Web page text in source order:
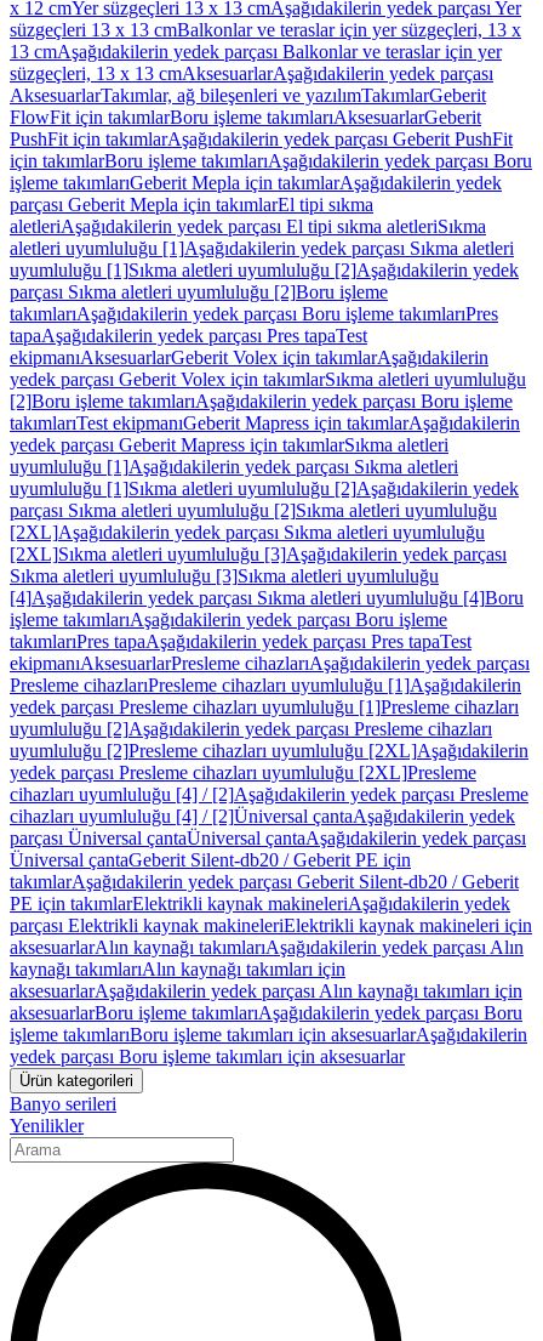
x 12 cmYer süzgeçleri 13 x 13 cmAşağıdakilerin yedek parçası Yer
süzgeçleri 13 x 13 cmBalkonlar ve teraslar için yer süzgeçleri, 13 x
13 cmAşağıdakilerin yedek parçası Balkonlar ve teraslar için yer
süzgeçleri, 13 x 13 cmAksesuarlarAşağıdakilerin yedek parçası
AksesuarlarTakımlar, ağ bileşenleri ve yazılımTakımlarGeberit
FlowFit için takımlarBoru işleme takımlarıAksesuarlarGeberit
PushFit için takımlarAşağıdakilerin yedek parçası Geberit PushFit
için takımlarBoru işleme takımlarıAşağıdakilerin yedek parçası Boru
işleme takımlarıGeberit Mepla için takımlarAşağıdakilerin yedek
parçası Geberit Mepla için takımlarEl tipi sıkma
aletleriAşağıdakilerin yedek parçası El tipi sıkma aletleriSıkma
aletleri uyumluluğu [1]Aşağıdakilerin yedek parçası Sıkma aletleri
uyumluluğu [1]Sıkma aletleri uyumluluğu [2]Aşağıdakilerin yedek
parçası Sıkma aletleri uyumluluğu [2]Boru işleme
takımlarıAşağıdakilerin yedek parçası Boru işleme takımlarıPres
tapaAşağıdakilerin yedek parçası Pres tapaTest
ekipmanıAksesuarlarGeberit Volex için takımlarAşağıdakilerin
yedek parçası Geberit Volex için takımlarSıkma aletleri uyumluluğu
[2]Boru işleme takımlarıAşağıdakilerin yedek parçası Boru işleme
takımlarıTest ekipmanıGeberit Mapress için takımlarAşağıdakilerin
yedek parçası Geberit Mapress için takımlarSıkma aletleri
uyumluluğu [1]Aşağıdakilerin yedek parçası Sıkma aletleri
uyumluluğu [1]Sıkma aletleri uyumluluğu [2]Aşağıdakilerin yedek
parçası Sıkma aletleri uyumluluğu [2]Sıkma aletleri uyumluluğu
[2XL]Aşağıdakilerin yedek parçası Sıkma aletleri uyumluluğu
[2XL]Sıkma aletleri uyumluluğu [3]Aşağıdakilerin yedek parçası
Sıkma aletleri uyumluluğu [3]Sıkma aletleri uyumluluğu
[4]Aşağıdakilerin yedek parçası Sıkma aletleri uyumluluğu [4]Boru
işleme takımlarıAşağıdakilerin yedek parçası Boru işleme
takımlarıPres tapaAşağıdakilerin yedek parçası Pres tapaTest
ekipmanıAksesuarlarPresleme cihazlarıAşağıdakilerin yedek parçası
Presleme cihazlarıPresleme cihazları uyumluluğu [1]Aşağıdakilerin
yedek parçası Presleme cihazları uyumluluğu [1]Presleme cihazları
uyumluluğu [2]Aşağıdakilerin yedek parçası Presleme cihazları
uyumluluğu [2]Presleme cihazları uyumluluğu [2XL]Aşağıdakilerin
yedek parçası Presleme cihazları uyumluluğu [2XL]Presleme
cihazları uyumluluğu [4] / [2]Aşağıdakilerin yedek parçası Presleme
cihazları uyumluluğu [4] / [2]Üniversal çantaAşağıdakilerin yedek
parçası Üniversal çantaÜniversal çantaAşağıdakilerin yedek parçası
Üniversal çantaGeberit Silent-db20 / Geberit PE için
takımlarAşağıdakilerin yedek parçası Geberit Silent-db20 / Geberit
PE için takımlarElektrikli kaynak makineleriAşağıdakilerin yedek
parçası Elektrikli kaynak makineleriElektrikli kaynak makineleri için
aksesuarlarAlın kaynağı takımlarıAşağıdakilerin yedek parçası Alın
kaynağı takımlarıAlın kaynağı takımları için
aksesuarlarAşağıdakilerin yedek parçası Alın kaynağı takımları için
aksesuarlarBoru işleme takımlarıAşağıdakilerin yedek parçası Boru
işleme takımlarıBoru işleme takımları için aksesuarlarAşağıdakilerin
yedek parçası Boru işleme takımları için aksesuarlar
Ürün kategorileri
Banyo serileri
Yenilikler